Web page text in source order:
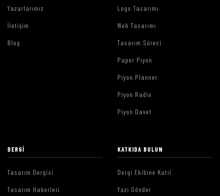
Yazarlarımız
İletişim
Blog
Logo Tasarımı
Web Tasarımı
Tasarım Süreci
Paper Piyon
Piyon Planner
Piyon Radio
Piyon Davet
DERGI
Tasarım Dergisi
Tasarım Haberleri
KATKIDA BULUN
Dergi Ekibine Katıl
Yazı Gönder